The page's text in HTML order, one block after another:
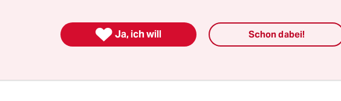
 Ja, ich will Schon dabei!